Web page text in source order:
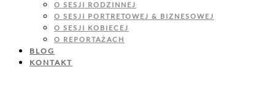
O SESJI RODZINNEJ
O SESJI PORTRETOWEJ & BIZNESOWEJ
O SESJI KOBIECEJ
O REPORTAŻACH
BLOG
KONTAKT